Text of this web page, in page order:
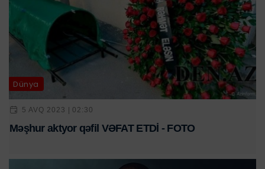
Dünya
5 AVQ 2023 | 02:30
Məşhur aktyor qəfil VƏFAT ETDİ - FOTO